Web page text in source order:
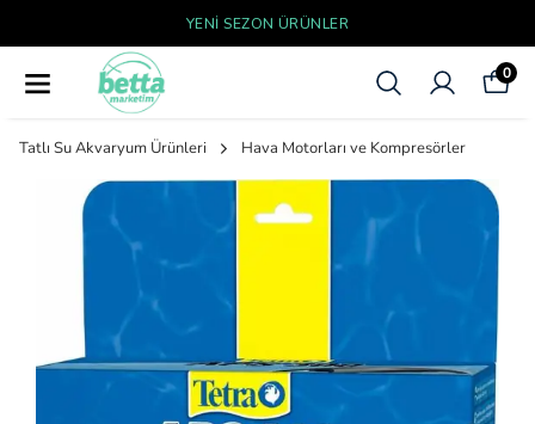
YENI SEZON ÜRÜNLER
0
Tatlı Su Akvaryum Ürünleri Hava Motorları ve Kompresörler